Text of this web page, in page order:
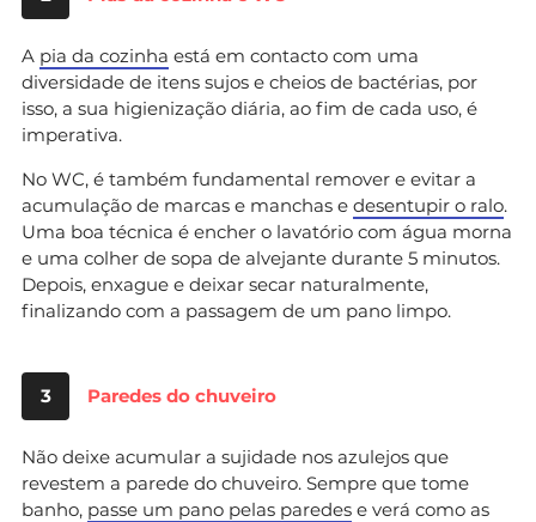
A pia da cozinha está em contacto com uma
diversidade de itens sujos e cheios de bactérias, por
isso, a sua higienização diária, ao fim de cada uso, é
imperativa.
No WC, é também fundamental remover e evitar a
acumulação de marcas e manchas e desentupir o ralo.
Uma boa técnica é encher o lavatório com água morna
e uma colher de sopa de alvejante durante 5 minutos.
Depois, enxague e deixar secar naturalmente,
finalizando com a passagem de um pano limpo.
3 Paredes do chuveiro
Não deixe acumular a sujidade nos azulejos que
revestem a parede do chuveiro. Sempre que tome
banho, passe um pano pelas paredes e verá como as